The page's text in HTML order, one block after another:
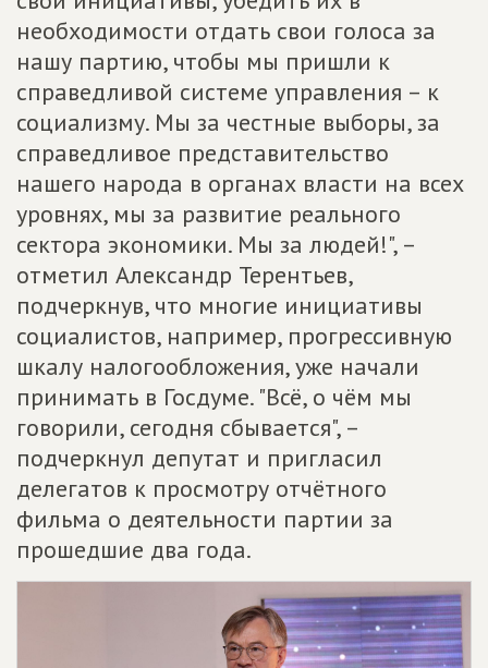
необходимости отдать свои голоса за
нашу партию, чтобы мы пришли к
справедливой системе управления – к
социализму. Мы за честные выборы, за
справедливое представительство
нашего народа в органах власти на всех
уровнях, мы за развитие реального
сектора экономики. Мы за людей!", –
отметил Александр Терентьев,
подчеркнув, что многие инициативы
социалистов, например, прогрессивную
шкалу налогообложения, уже начали
принимать в Госдуме. "Всё, о чём мы
говорили, сегодня сбывается", –
подчеркнул депутат и пригласил
делегатов к просмотру отчётного
фильма о деятельности партии за
прошедшие два года.